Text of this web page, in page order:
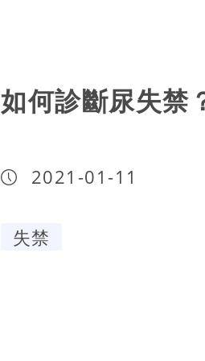
如何診斷尿失禁
2021-01-11
失禁